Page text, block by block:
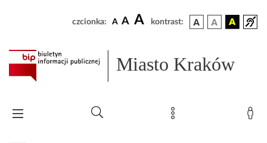
czcionka: A A A kontrast:
Miasto Kraków